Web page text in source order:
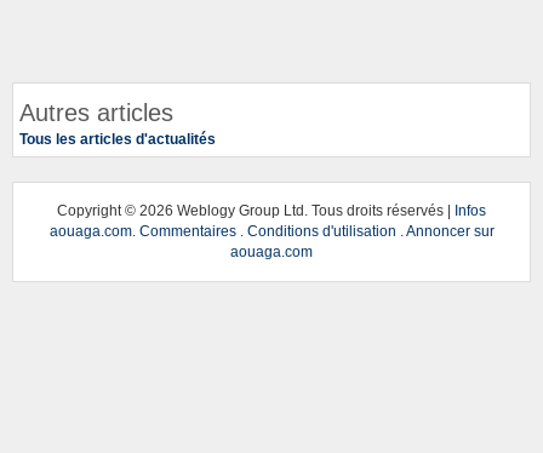
Autres articles
Tous les articles d'actualités
Copyright © 2026 Weblogy Group Ltd. Tous droits réservés |
Infos
aouaga.com. Commentaires. Conditions d'utilisation .Annoncer sur
aouaga.com